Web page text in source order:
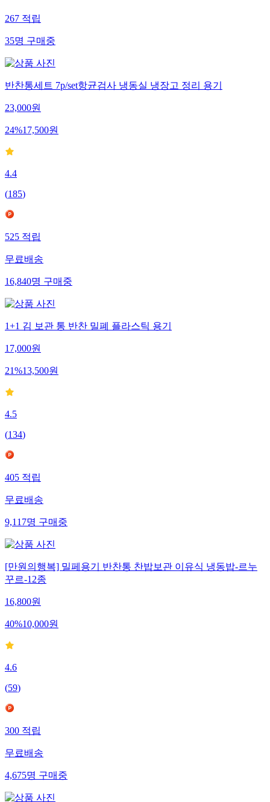
267 적립
35명 구매중
반찬통세트 7p/set항균검사 냉동실 냉장고 정리 용기
23,000원
24%17,500원
4.4
(185)
525 적립
무료배송
16,840명 구매중
1+1 김 보관 통 반찬 밀폐 플라스틱 용기
17,000원
21%13,500원
4.5
(134)
405 적립
무료배송
9,117명 구매중
[만원의행복] 밀페용기 반찬통 찬밥보관 이유식 냉동밥-르누
꾸르-12종
16,800원
40%10,000원
4.6
(59)
300 적립
무료배송
4,675명 구매중